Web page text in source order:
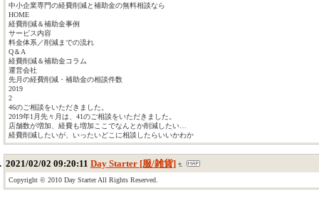
中小企業専門の経費削減と補助金の無料相談なら
HOME
経費削減＆補助金事例
サービス内容
料金体系／削減までの流れ
Q＆A
経費削減＆補助金コラム
運営会社
先月の経費削減・補助金の相談件数
2019
2
46のご相談をいただきました。
2019年1月先々月は、41のご相談をいただきました。
店舗数が増加、経費も増加ここでなんとか削減したい…
経費削減したいが、いったいどこに相談したらいいかわか
2021/02/02 09:20:11 Day Starter [服/雑貨]
Copyright © 2010 Day Starter All Rights Reserved.